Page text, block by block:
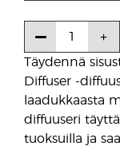
Täydennä
Diffuser -
laadukkaasta
diffuuseri
tuoksuilla ja